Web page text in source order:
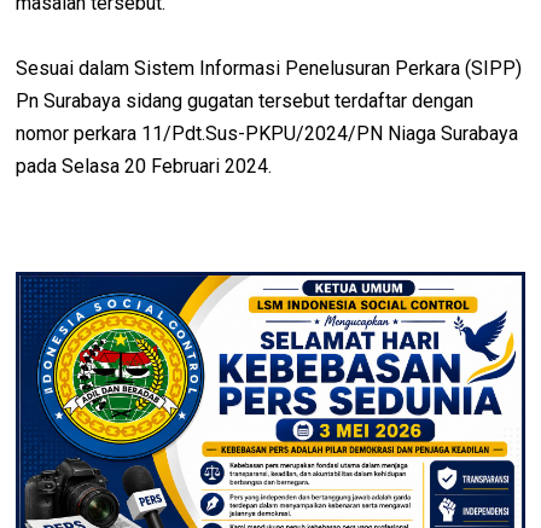
Sesuai dalam Sistem Informasi Penelusuran Perkara (SIPP)
Pn Surabaya sidang gugatan tersebut terdaftar dengan
nomor perkara 11/Pdt.Sus-PKPU/2024/PN Niaga Surabaya
pada Selasa 20 Februari 2024.